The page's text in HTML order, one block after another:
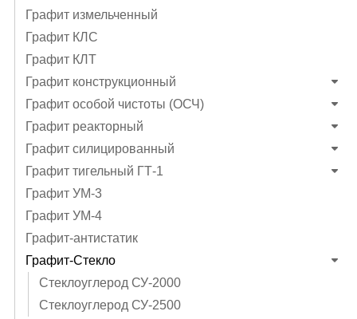
Графит измельченный
Графит КЛС
Графит КЛТ
Графит конструкционный
Графит особой чистоты (ОСЧ)
Графит реакторный
Графит силицированный
Графит тигельный ГТ-1
Графит УМ-3
Графит УМ-4
Графит-антистатик
Графит-Стекло
Стеклоуглерод СУ-2000
Стеклоуглерод СУ-2500